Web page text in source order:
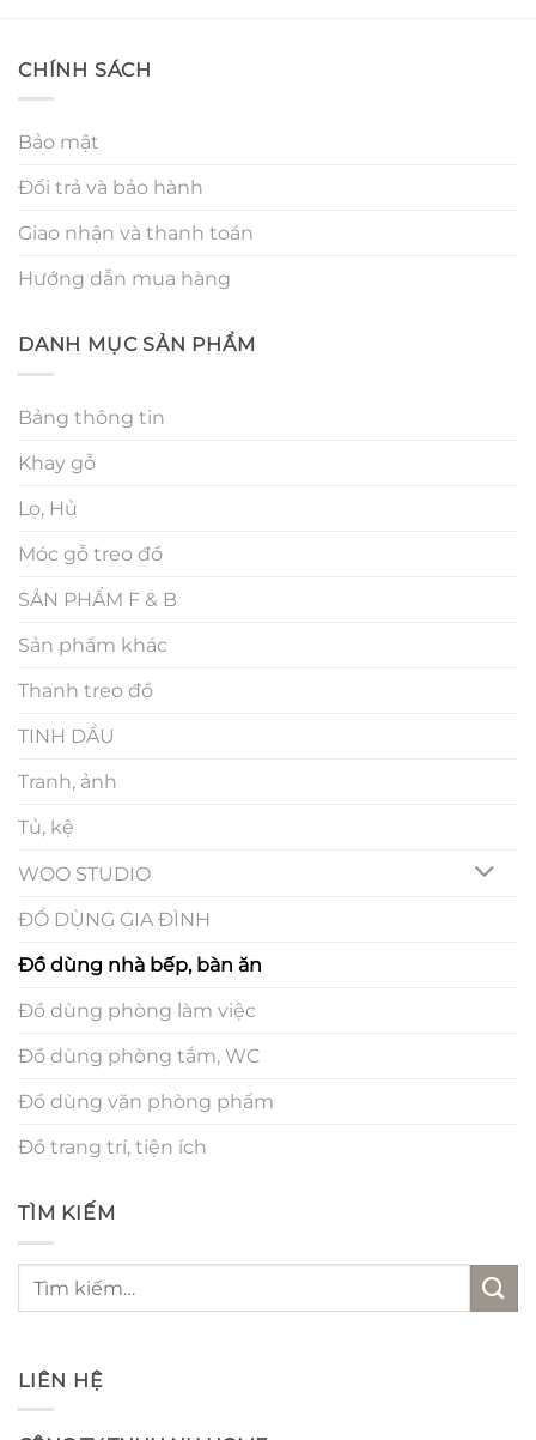
CHÍNH SÁCH
Bảo mật
Đổi trả và bảo hành
Giao nhận và thanh toán
Hướng dẫn mua hàng
DANH MỤC SẢN PHẨM
Bảng thông tin
Khay gỗ
Lọ, Hủ
Móc gỗ treo đồ
SẢN PHẨM F & B
Sản phẩm khác
Thanh treo đồ
TINH DẦU
Tranh, ảnh
Tủ, kệ
WOO STUDIO
ĐỒ DÙNG GIA ĐÌNH
Đồ dùng nhà bếp, bàn ăn
Đồ dùng phòng làm việc
Đồ dùng phòng tắm, WC
Đồ dùng văn phòng phẩm
Đồ trang trí, tiện ích
TÌM KIẾM
Tìm
LIÊN HỆ